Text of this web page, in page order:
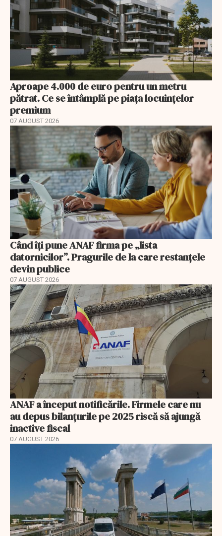
Aproape 4.000 de euro pentru un metru
pătrat. Ce se întâmplă pe piața locuințelor
premium
07 AUGUST 2026
Când îți pune ANAF firma pe „lista
datornicilor”. Pragurile de la care restanțele
devin publice
07 AUGUST 2026
ANAF a început notificările. Firmele care nu
au depus bilanțurile pe 2025 riscă să ajungă
inactive fiscal
07 AUGUST 2026